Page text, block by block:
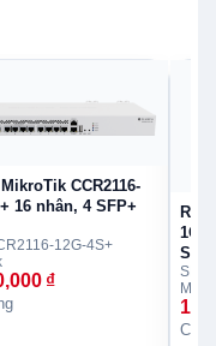
CCR2116-
16 nhân, 4 SFP+
12G-4S+
₫
1G-
Còn